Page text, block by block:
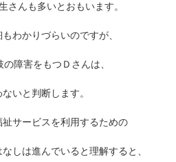
さんも多いとおもいます。
わかりづらいのですが、
障害をもつＤさんは、
いと判断します。
サービスを利用するための
しは進んでいると理解すると、